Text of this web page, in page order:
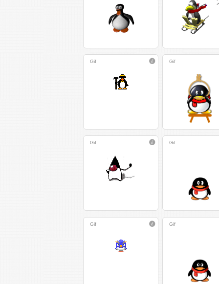
Gif Gif
Gif Gif
Gif Gif